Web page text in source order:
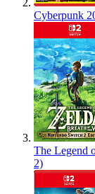
Cyberpunk
The Legend
2)